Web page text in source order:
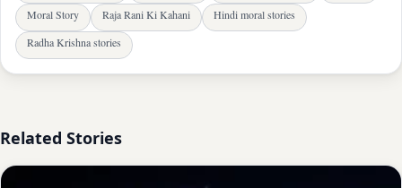
Moral Story
Raja Rani Ki Kahani
Hindi moral stories
Radha Krishna stories
Related Stories